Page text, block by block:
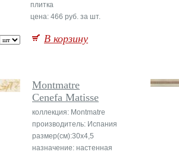
плитка
цена: 466 руб. за шт.
В корзину
Montmatre
Cenefa Matisse
коллекция: Montmatre
производитель: Испания
размер(см):30x4,5
назначение: настенная